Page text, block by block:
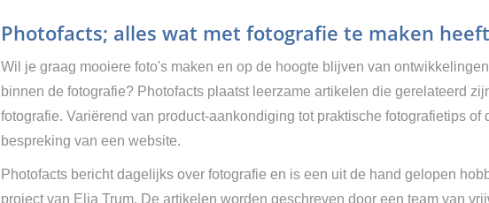
Photofacts; alles wat met fotografie te maken
Wil je graag mooiere foto's maken en op de hoogte blijven van ontwikkelingen
binnen de fotografie? Photofacts plaatst leerzame artikelen die gerelateerd
fotografie. Variërend van product-aankondiging tot praktische fotografietips of
bespreking van een website.
Photofacts bericht dagelijks over fotografie en is een uit de hand gelopen
project van Elja Trum. De artikelen worden geschreven door een team van